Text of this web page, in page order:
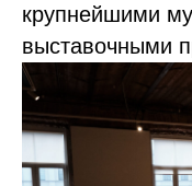
крупнейшими
выставочными